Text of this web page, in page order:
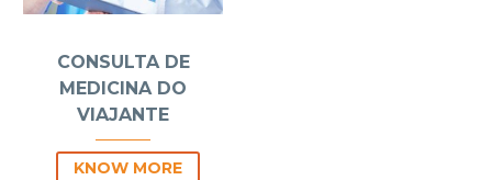
CONSULTA DE
MEDICINA DO
VIAJANTE
KNOW MORE